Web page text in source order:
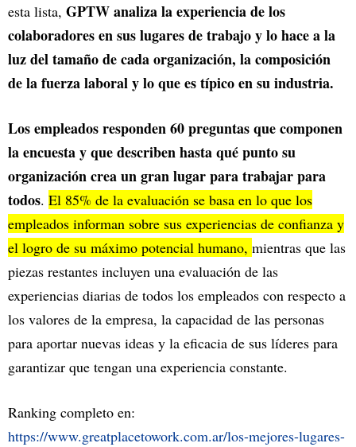
esta lista, GPTW analiza la experiencia de los
colaboradores en sus lugares de trabajo y lo hace a la
luz del tamaño de cada organización, la composición
de la fuerza laboral y lo que es típico en su industria.
Los empleados responden 60 preguntas que componen
la encuesta y que describen hasta qué punto su
organización crea un gran lugar para trabajar para
todos. El 85% de la evaluación se basa en lo que los
empleados informan sobre sus experiencias de confianza y
el logro de su máximo potencial humano, mientras que las
piezas restantes incluyen una evaluación de las
experiencias diarias de todos los empleados con respecto a
los valores de la empresa, la capacidad de las personas
para aportar nuevas ideas y la eficacia de sus líderes para
garantizar que tengan una experiencia constante.
Ranking completo en:
https://www.greatplacetowork.com.ar/los-mejores-lugares-